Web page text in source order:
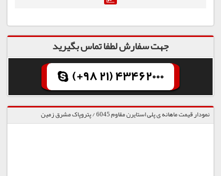
جهت سفارش لطفا تماس بگیرید
(+98 21) 43462000
نمودار قیمت ماهانه ی پلی استایرن مقاوم 6045 / پتروپاک مشرق زمین